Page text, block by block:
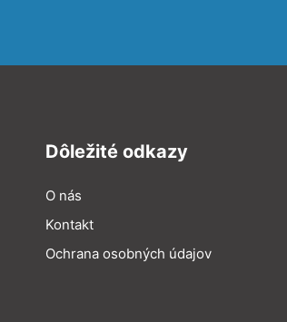
Dôležité odkazy
O nás
Kontakt
Ochrana osobných údajov